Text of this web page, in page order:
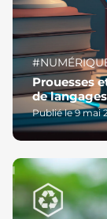
Prouesses
de
Publié le 9 mai